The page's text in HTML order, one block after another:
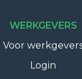
WERKGEVERS
Voor
Login